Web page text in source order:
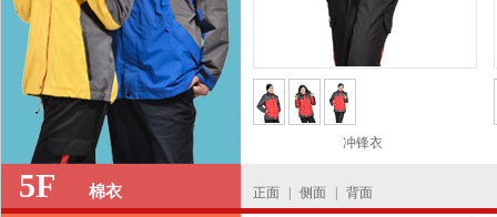
冲锋衣
5F 棉衣 正面 侧面 背面